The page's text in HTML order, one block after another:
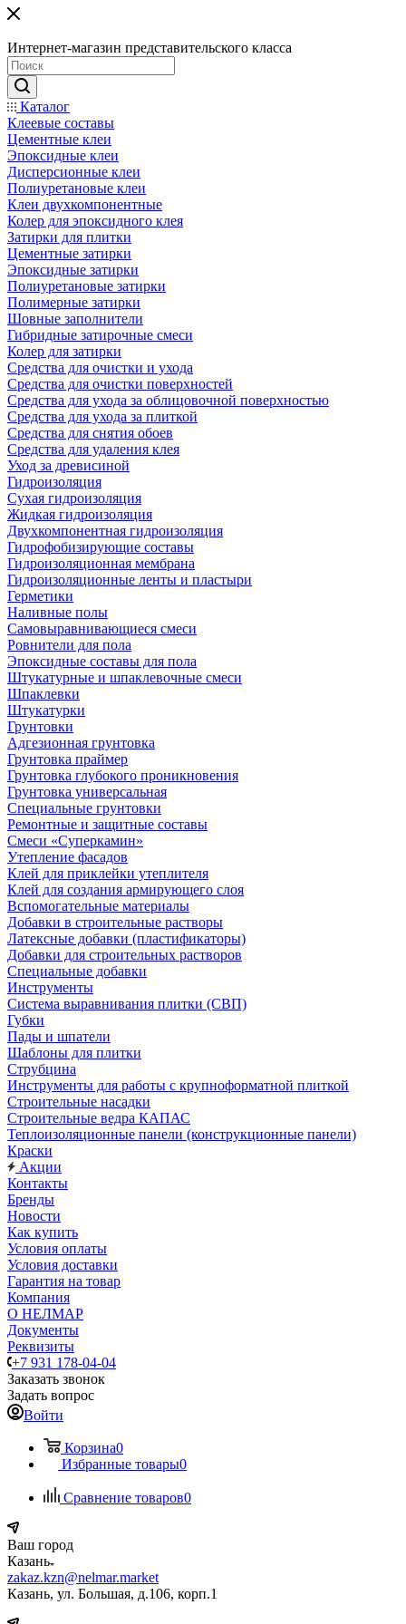
Интернет-магазин представительского класса
Каталог
Клеевые составы
Цементные клеи
Эпоксидные клеи
Дисперсионные клеи
Полиуретановые клеи
Клеи двухкомпонентные
Колер для эпоксидного клея
Затирки для плитки
Цементные затирки
Эпоксидные затирки
Полиуретановые затирки
Полимерные затирки
Шовные заполнители
Гибридные затирочные смеси
Колер для затирки
Средства для очистки и ухода
Средства для очистки поверхностей
Средства для ухода за облицовочной поверхностью
Средства для ухода за плиткой
Средства для снятия обоев
Средства для удаления клея
Уход за древисиной
Гидроизоляция
Сухая гидроизоляция
Жидкая гидроизоляция
Двухкомпонентная гидроизоляция
Гидрофобизирующие составы
Гидроизоляционная мембрана
Гидроизоляционные ленты и пластыри
Герметики
Наливные полы
Самовыравнивающиеся смеси
Ровнители для пола
Эпоксидные составы для пола
Штукатурные и шпаклевочные смеси
Шпаклевки
Штукатурки
Грунтовки
Адгезионная грунтовка
Грунтовка праймер
Грунтовка глубокого проникновения
Грунтовка универсальная
Специальные грунтовки
Ремонтные и защитные составы
Смеси «Суперкамин»
Утепление фасадов
Клей для приклейки утеплителя
Клей для создания армирующего слоя
Вспомогательные материалы
Добавки в строительные растворы
Латексные добавки (пластификаторы)
Добавки для строительных растворов
Специальные добавки
Инструменты
Система выравнивания плитки (СВП)
Губки
Пады и шпатели
Шаблоны для плитки
Струбцина
Инструменты для работы с крупноформатной плиткой
Строительные насадки
Строительные ведра КАПАС
Теплоизоляционные панели (конструкционные панели)
Краски
Акции
Контакты
Бренды
Новости
Как купить
Условия оплаты
Условия доставки
Гарантия на товар
Компания
О НЕЛМАР
Документы
Реквизиты
+7 931 178-04-04
Заказать звонок
Задать вопрос
Войти
Корзина0
Избранные товары0
Сравнение товаров0
Ваш город
Казань
zakaz.kzn@nelmar.market
Казань, ул. Большая, д.106, корп.1